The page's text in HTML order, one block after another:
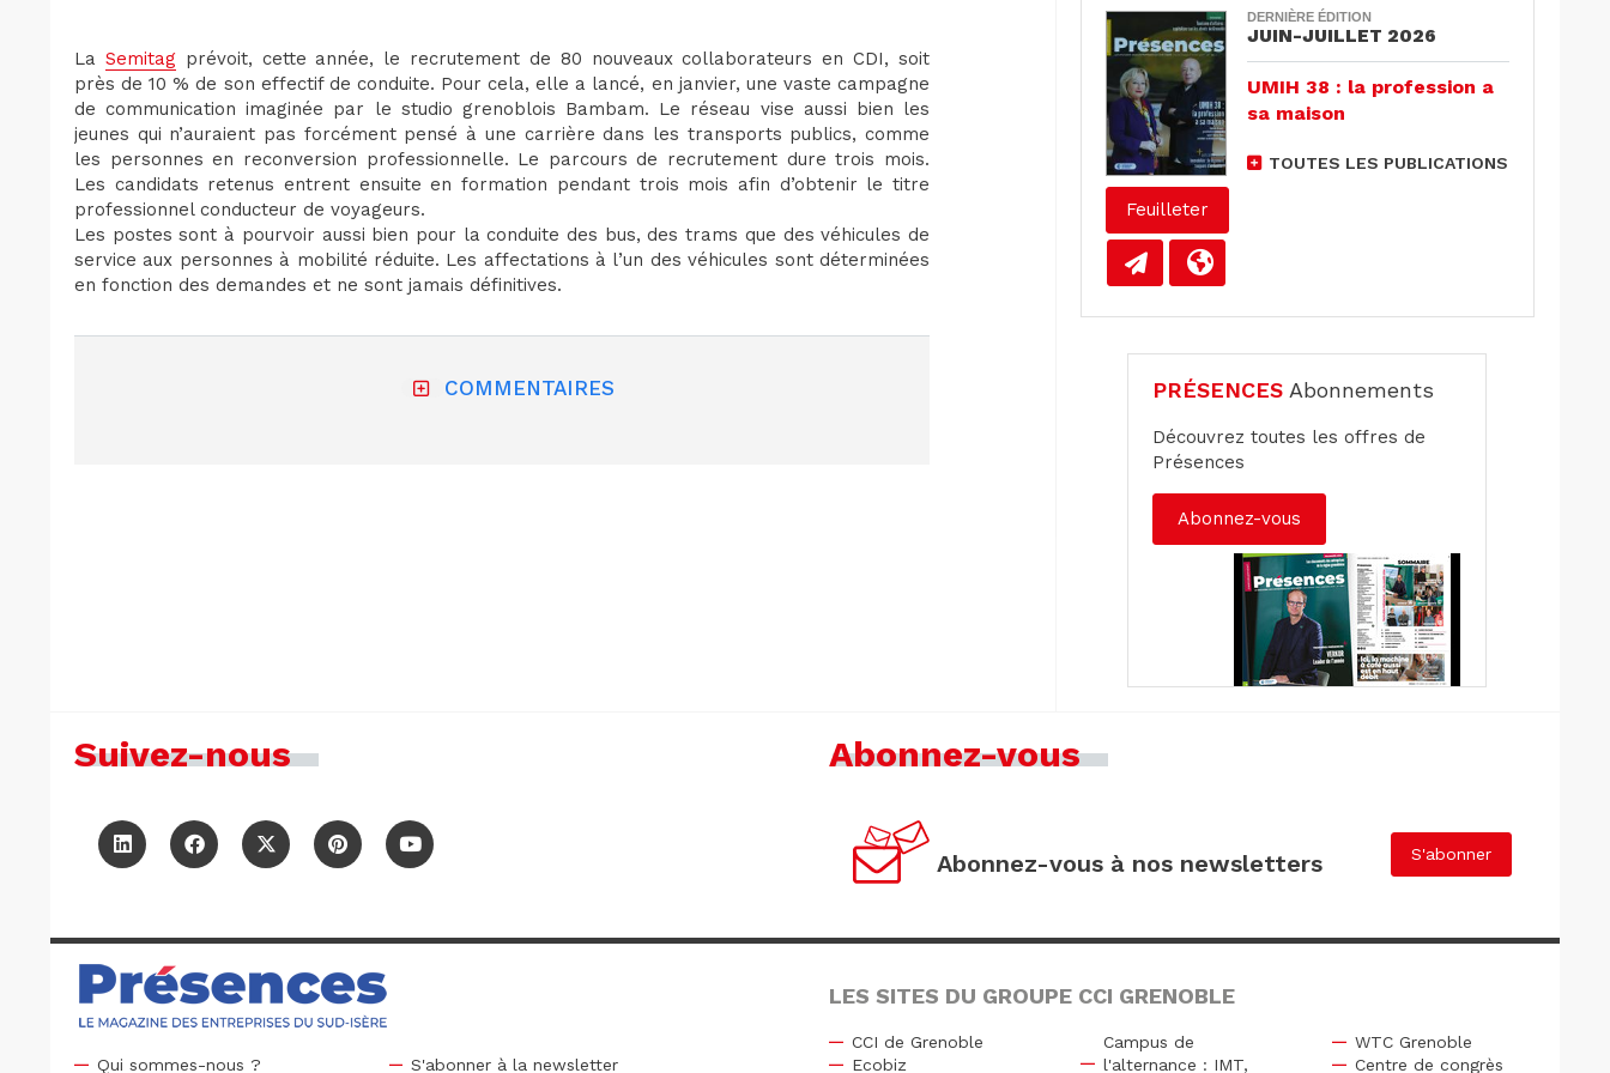
La Semitagprévoit, cette année, le recrutement de 80 nouveaux collaborateurs en CDI, soit
près de 10 % de son effectif de conduite. Pour cela, elle a lancé, en janvier, une vaste campagne
de communication imaginée par le studio grenoblois Bambam. Le réseau vise aussi bien les
jeunes qui n’auraient pas forcément pensé à une carrière dans les transports publics, comme
les personnes en reconversion professionnelle. Le parcours de recrutement dure trois mois.
Les candidats retenus entrent ensuite en formation pendant trois mois afin d’obtenir le titre
professionnel conducteur de voyageurs.
Les postes sont à pourvoir aussi bien pour la conduite des bus, des trams que des véhicules de
service aux personnes à mobilité réduite. Les affectations à l’un des véhicules sont déterminées
en fonction des demandes et ne sont jamais définitives.
COMMENTAIRES
Feuilleter
DERNIÈRE ÉDITION
JUIN-JUILLET 2026
UMIH 38 : la profession a
sa maison
TOUTES LES PUBLICATIONS
PRÉSENCES Abonnements
Découvrez toutes les offres de
Présences
Abonnez-vous
Suivez-nous Abonnez-vous
Abonnez-vous à nos newsletters S'abonner
Qui sommes-nous ? S'abonner à la newsletter
LES SITES DU GROUPE CCI GRENOBLE
CCI de Grenoble
Ecobiz
Campus de
l'alternance : IMT,
WTC Grenoble
Centre de congrès